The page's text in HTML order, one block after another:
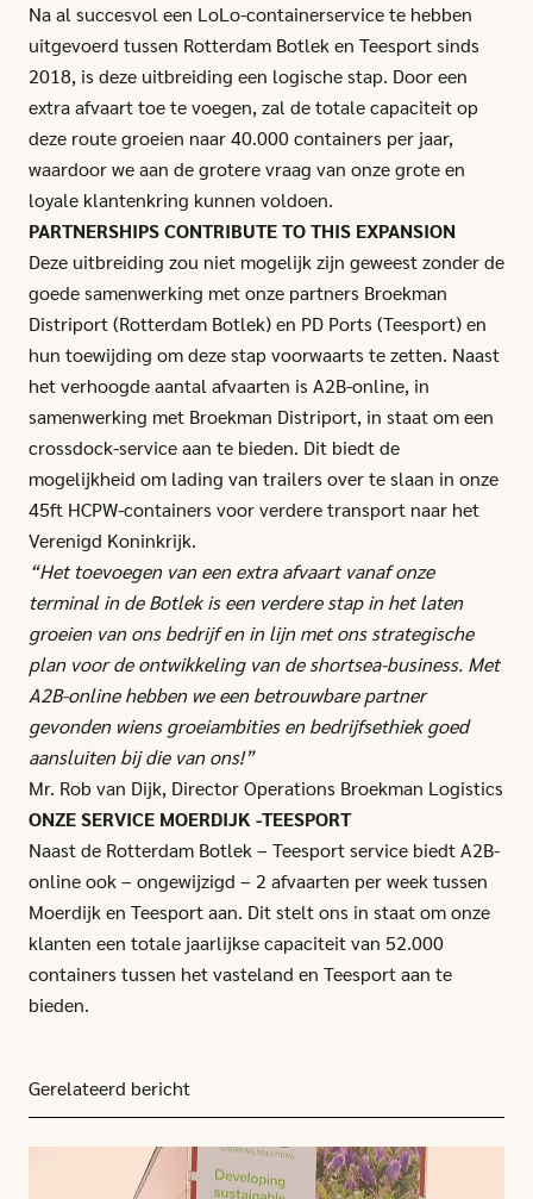
Na al succesvol een LoLo-containerservice te hebben
uitgevoerd tussen Rotterdam Botlek en Teesport sinds
2018, is deze uitbreiding een logische stap. Door een
extra afvaart toe te voegen, zal de totale capaciteit op
deze route groeien naar 40.000 containers per jaar,
waardoor we aan de grotere vraag van onze grote en
loyale klantenkring kunnen voldoen.
PARTNERSHIPS CONTRIBUTE TO THIS EXPANSION
Deze uitbreiding zou niet mogelijk zijn geweest zonder de
goede samenwerking met onze partners Broekman
Distriport (Rotterdam Botlek) en PD Ports (Teesport) en
hun toewijding om deze stap voorwaarts te zetten. Naast
het verhoogde aantal afvaarten is A2B-online, in
samenwerking met Broekman Distriport, in staat om een
crossdock-service aan te bieden. Dit biedt de
mogelijkheid om lading van trailers over te slaan in onze
45ft HCPW-containers voor verdere transport naar het
Verenigd Koninkrijk.
“Het toevoegen van een extra afvaart vanaf onze
terminal in de Botlek is een verdere stap in het laten
groeien van ons bedrijf en in lijn met ons strategische
plan voor de ontwikkeling van de shortsea-business. Met
A2B-online hebben we een betrouwbare partner
gevonden wiens groeiambities en bedrijfsethiek goed
aansluiten bij die van ons!”
Mr. Rob van Dijk, Director Operations Broekman Logistics
ONZE SERVICE MOERDIJK -TEESPORT
Naast de Rotterdam Botlek – Teesport service biedt A2B-
online ook – ongewijzigd – 2 afvaarten per week tussen
Moerdijk en Teesport aan. Dit stelt ons in staat om onze
klanten een totale jaarlijkse capaciteit van 52.000
containers tussen het vasteland en Teesport aan te
bieden.
Gerelateerd bericht
Click here to go to this article